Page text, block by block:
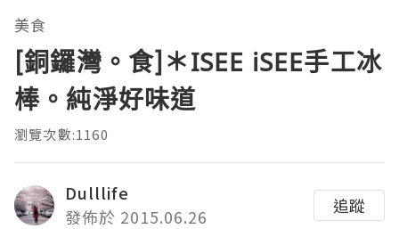
美食
[銅鑼灣。食]＊ISEE iSEE手工冰
棒。純淨好味道
瀏覽次數:1160
Dulllife
發佈於 2015.06.26
追蹤